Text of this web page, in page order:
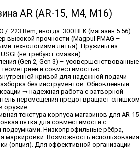
AR (AR-15, М4, М16)
/ .223 Rem, иногда .300 BLK (магазин 5.56)
высокой прочности (Magpul PMAG –
технологиями литья). Пружины из
(не требуют смазки).
(Gen 2, Gen 3) – усовершенствованные
и совместимостью.
кривой для надежной подачи
без инструментов. Обновленный
➞ надежная работа с затворной
перемещения предотвращает слишком
оружие.
текстура корпуса магазинов для AR-15
пятка для совместимости с
Низкопрофильные рёбра,
маркировки. Возможность использования
(опция). Для эффективной организации